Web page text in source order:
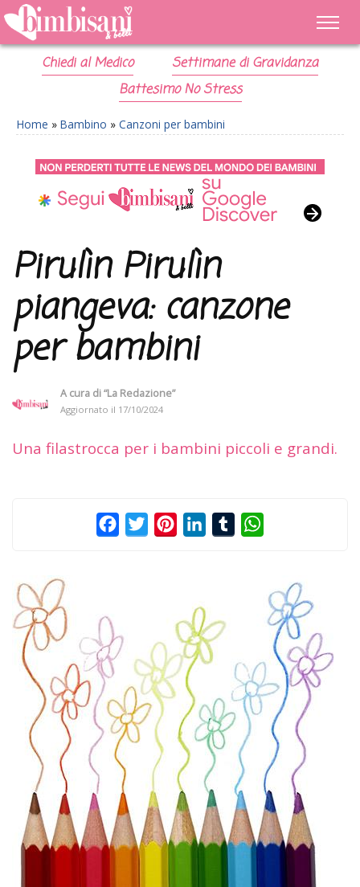
Chiedi al Medico
Settimane di Gravidanza
Battesimo No Stress
Home » Bambino » Canzoni per bambini
Pirulìn Pirulìn
piangeva: canzone
per bambini
A cura di“La Redazione”
Aggiornato il 17/10/2024
Una filastrocca per i bambini piccoli e grandi.
FacebookTwitterPinterestLinkedInTumblr